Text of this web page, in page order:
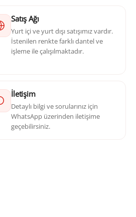
Satış Ağı
Yurt içi ve yurt dışı satışımız vardır.
İstenilen renkte farklı dantel ve
işleme ile çalışılmaktadır.
İletişim
Detaylı bilgi ve sorularınız için
WhatsApp üzerinden iletişime
geçebilirsiniz.